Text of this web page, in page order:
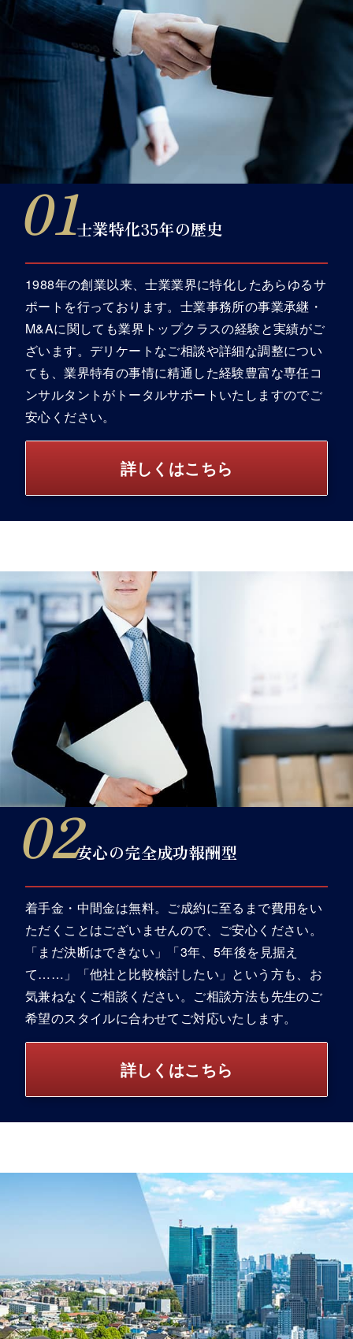
士業特化35年の歴史
1988年の創業以来、士業業界に特化したあらゆるサ
ポートを行っております。士業事務所の事業承継・
M&Aに関しても業界トップクラスの経験と実績がご
ざいます。デリケートなご相談や詳細な調整につい
ても、業界特有の事情に精通した経験豊富な専任コ
ンサルタントがトータルサポートいたしますのでご
安心ください。
詳しくはこちら
安心の完全成功報酬型
着手金・中間金は無料。ご成約に至るまで費用をい
ただくことはございませんので、ご安心ください。
「まだ決断はできない」「3年、5年後を見据え
て……」「他社と比較検討したい」という方も、お
気兼ねなくご相談ください。ご相談方法も先生のご
希望のスタイルに合わせてご対応いたします。
詳しくはこちら